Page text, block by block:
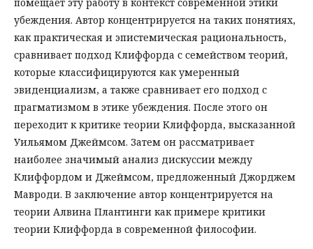
убеждения. Автор концентрируется на таких понятиях,
как практическая и эпистемическая рациональность,
сравнивает подход Клиффорда с семейством теорий,
которые классифицируются как умеренный
эвиденциализм, а также сравнивает его подход с
прагматизмом в этике убеждения. После этого он
переходит к критике теории Клиффорда, высказанной
Уильямом Джеймсом. Затем он рассматривает
наиболее значимый анализ дискуссии между
Клиффордом и Джеймсом, предложенный Джорджем
Мавроди. В заключение автор концентрируется на
теории Алвина Плантинги как примере критики
теории Клиффорда в современной философии.